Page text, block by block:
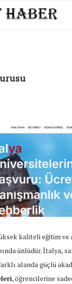
kaliteli eğitim ve
ünlüdür. İtalya,
alanda güçlü
, öğrencilerine